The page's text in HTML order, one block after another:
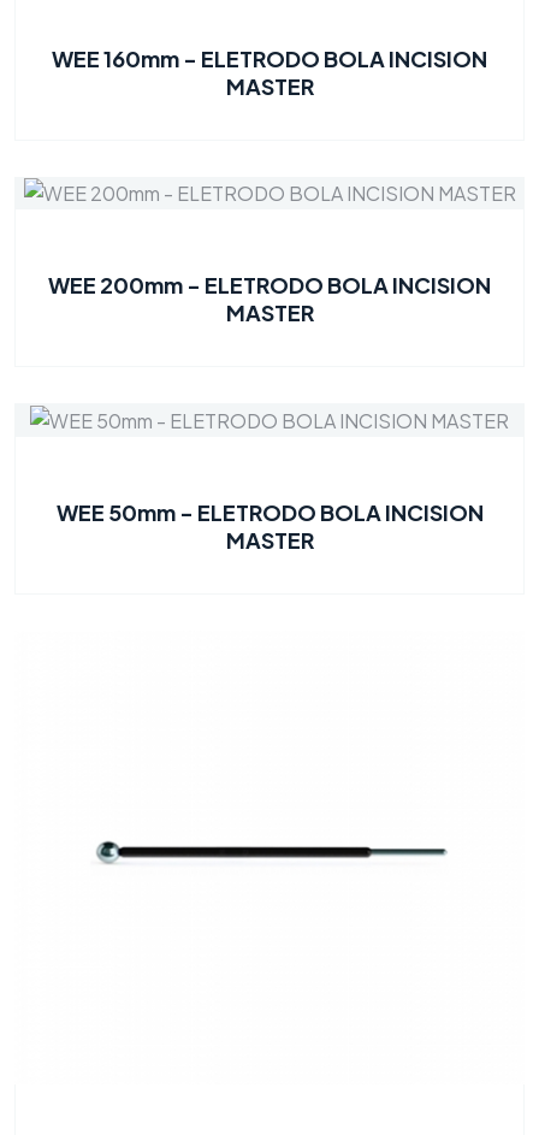
WEE 160mm - ELETRODO BOLA INCISION
MASTER
WEE 200mm - ELETRODO BOLA INCISION
MASTER
WEE 50mm - ELETRODO BOLA INCISION
MASTER